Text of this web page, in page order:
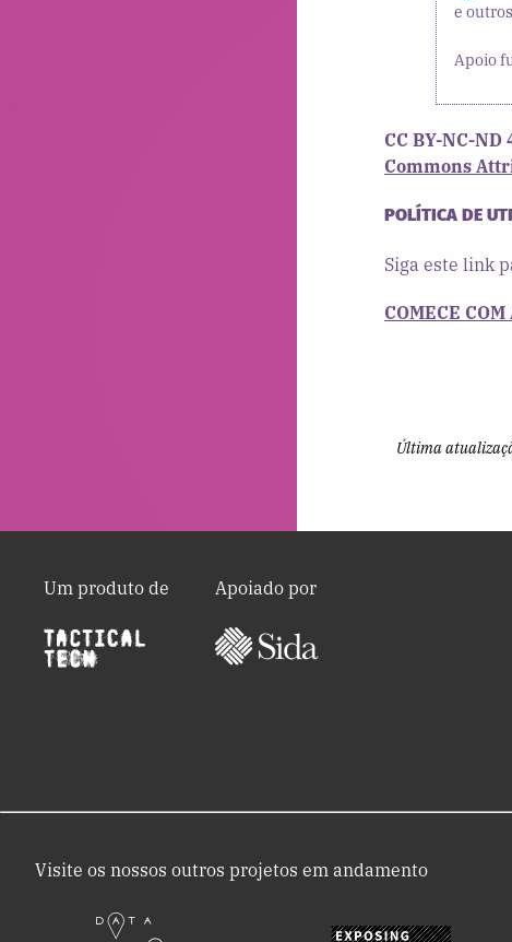
e
Apoio
CC BY-NC-ND
Commons
POLÍTICA DE
Siga este link
COMECE
Última
Um produto de Apoiado por
Visite os nossos outros projetos em andamento